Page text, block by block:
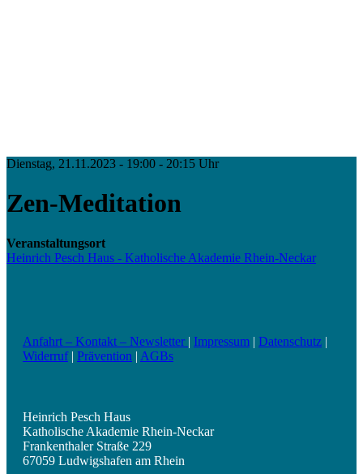
Dienstag, 21.11.2023 - 19:00 - 20:15 Uhr
Zen-Meditation
Veranstaltungsort
Heinrich Pesch Haus - Katholische Akademie Rhein-Neckar
Anfahrt – Kontakt – Newsletter | Impressum | Datenschutz |
Widerruf| Prävention | AGBs
Heinrich Pesch Haus
Katholische Akademie Rhein-Neckar
Frankenthaler Straße 229
67059 Ludwigshafen am Rhein